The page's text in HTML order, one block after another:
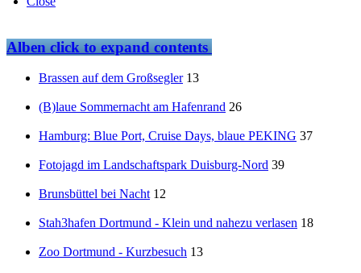
Albenclick to expand contents
Brassen auf dem Großsegler 13
(B)laue Sommernacht am Hafenrand 26
Hamburg: Blue Port, Cruise Days, blaue PEKING 37
Fotojagd im Landschaftspark Duisburg-Nord 39
Brunsbüttel bei Nacht 12
Stah3hafen Dortmund - Klein und nahezu verlasen 18
Zoo Dortmund - Kurzbesuch 13